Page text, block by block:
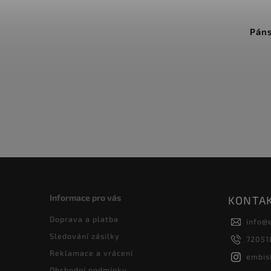
Informace pro vás
Doprava a platba
Sledování zásilky
Reklamace a vrácení
info@